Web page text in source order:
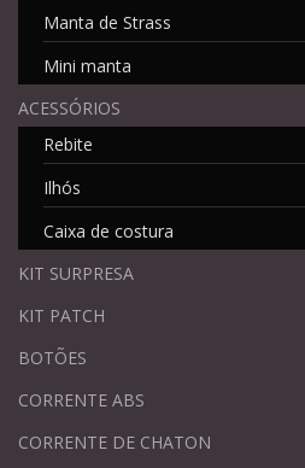
Manta de Strass
Mini manta
ACESSÓRIOS
Rebite
Ilhós
Caixa de costura
KIT SURPRESA
KIT PATCH
BOTÕES
CORRENTE ABS
CORRENTE DE CHATON